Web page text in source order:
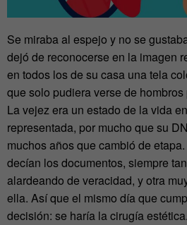
Se miraba al espejo y no se
dejó de reconocerse en la imagen
en todos los de su casa una tela
que solo pudiera verse de
La vejez era un estado de la vida
representada, por mucho que su
muchos años que cambió de
decían los documentos, siempre
alardeando de veracidad, y otra
ella. Así que el mismo día que
decisión: se haría la cirugía estética.